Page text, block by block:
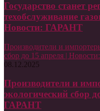
Государство станет
техобслуживание
Новости: ГАРАНТ
Производители и
сбор до 15 апреля |
08.12.2025
Производители и
экологический сбор
ГАРАНТ